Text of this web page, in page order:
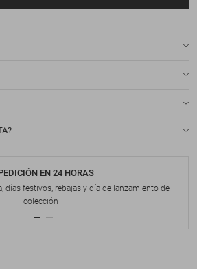
EN 24 HORAS
días festivos, rebajas y día de lanzamiento de
colección